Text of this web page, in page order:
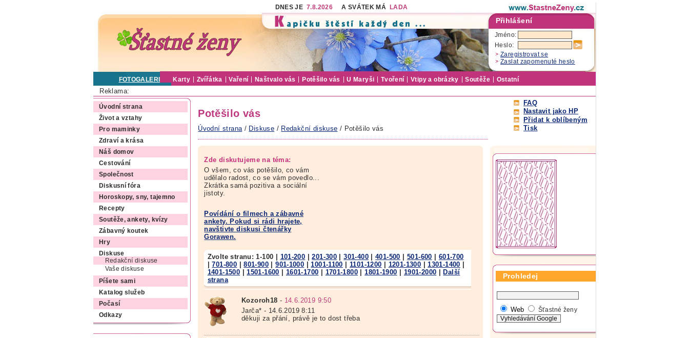
DNES JE 7.8.2026 A SVÁTEK MÁ LADA
Přihlášení
Jméno:
Heslo:
Zaregistrovat se
Zaslat zapomenuté heslo
FOTOGALERIE Karty Zvířátka Vaření Naštvalo vás Potěšilo vás U Maryši Tvoření Vtipy a obrázky Soutěže Ostatní
Reklama:
Úvodní strana
Život a vztahy
Pro maminky
Zdraví a krása
Náš domov
Cestování
Společnost
Diskusní fóra
Horoskopy, sny, tajemno
Recepty
Soutěže, ankety, kvízy
Zábavný koutek
Hry
Diskuse
Redakční diskuse
Vaše diskuse
Píšete sami
Katalog služeb
Počasí
Odkazy
Potěšilo vás
Úvodní strana / Diskuse / Redakční diskuse / Potěšilo vás
FAQ
Nastavit jako HP
Přidat k oblíbeným
Tisk
Zde diskutujeme na téma:
O všem, co vás potěšilo, co vám
udělalo radost, co se vám povedlo...
Zkrátka samá pozitiva a sociální
jistoty.
Povídání o filmech a zábavné
ankety. Pokud si rádi hrajete,
navštivte diskusi čtenářky
Gorawen.
Zvolte stranu: 1-100 | 101-200 |201-300 |301-400|401-500 | 501-600 | 601-700
|701-800 |801-900 |901-1000 |1001-1100 |1101-1200 | 1201-1300 |1301-1400 |
1401-1500 |1501-1600 | 1601-1700 | 1701-1800 |1801-1900 | 1901-2000 |Další
strana
Kozoroh18 - 14.6.2019 9:50
Jarča* - 14.6.2019 8:11
děkuji za přání, právě je to dost třeba
Prohledej
Web Šťastné ženy